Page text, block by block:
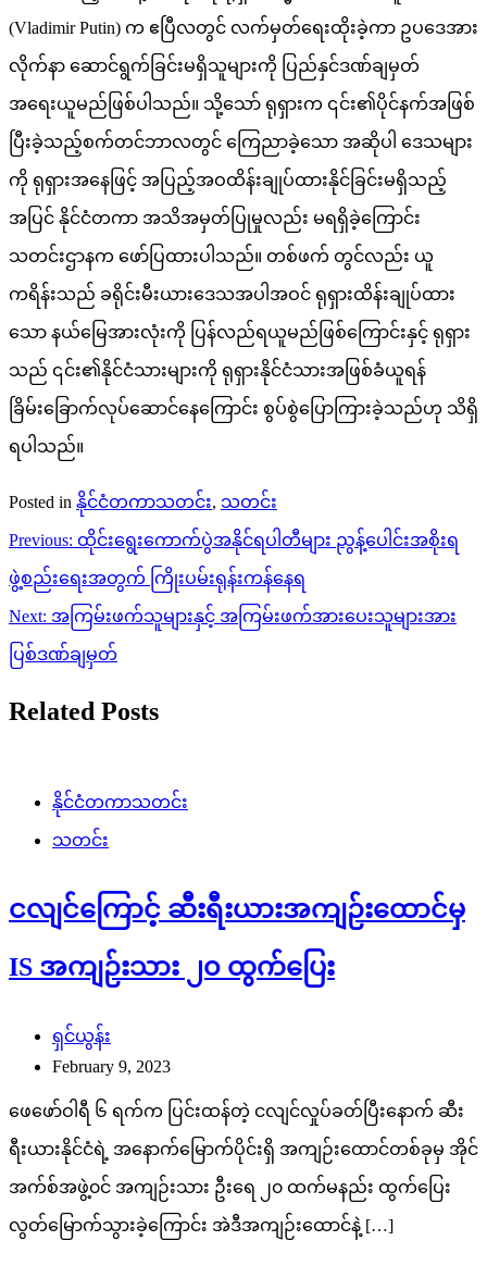
(Vladimir Putin) က ဧပြီလတွင် လက်မှတ်ရေးထိုးခဲ့ကာ ဥပဒေအား
လိုက်နာ ဆောင်ရွက်ခြင်းမရှိသူများကို ပြည်နှင်ဒဏ်ချမှတ်
အရေးယူမည်ဖြစ်ပါသည်။ သို့သော် ရုရှားက ၎င်း၏ပိုင်နက်အဖြစ်
ပြီးခဲ့သည့်စက်တင်ဘာလတွင် ကြေညာခဲ့သော အဆိုပါ ဒေသများ
ကို ရုရှားအနေဖြင့် အပြည့်အဝထိန်းချုပ်ထားနိုင်ခြင်းမရှိသည့်
အပြင် နိုင်ငံတကာ အသိအမှတ်ပြုမှုလည်း မရရှိခဲ့ကြောင်း
သတင်းဌာနက ဖော်ပြထားပါသည်။ တစ်ဖက် တွင်လည်း ယူ
ကရိန်းသည် ခရိုင်းမီးယားဒေသအပါအဝင် ရုရှားထိန်းချုပ်ထား
သော နယ်မြေအားလုံးကို ပြန်လည်ရယူမည်ဖြစ်ကြောင်းနှင့် ရုရှား
သည် ၎င်း၏နိုင်ငံသားများကို ရုရှားနိုင်ငံသားအဖြစ်ခံယူရန်
ခြိမ်းခြောက်လုပ်ဆောင်နေကြောင်း စွပ်စွဲပြောကြားခဲ့သည်ဟု သိရှိ
ရပါသည်။
Posted in နိုင်ငံတကာသတင်း, သတင်း
Post
navigation
Previous: ထိုင်းရွေးကောက်ပွဲအနိုင်ရပါတီများ ညွန့်ပေါင်းအစိုးရ
ဖွဲ့စည်းရေးအတွက် ကြိုးပမ်းရုန်းကန်နေရ
Next: အကြမ်းဖက်သူများနှင့် အကြမ်းဖက်အားပေးသူများအား
ပြစ်ဒဏ်ချမှတ်
Related Posts
နိုင်ငံတကာသတင်း
သတင်း
ငလျင်ကြောင့် ဆီးရီးယားအကျဉ်းထောင်မှ
IS အကျဉ်းသား ၂၀ ထွက်ပြေး
ရှင်ယွန်း
February 9, 2023
ဖေဖော်ဝါရီ ၆ ရက်က ပြင်းထန်တဲ့ ငလျင်လှုပ်ခတ်ပြီးနောက် ဆီး
ရီးယားနိုင်ငံရဲ့ အနောက်မြောက်ပိုင်းရှိ အကျဉ်းထောင်တစ်ခုမှ အိုင်
အက်စ်အဖွဲ့၀င် အကျဉ်းသား ဦးရေ ၂၀ ထက်မနည်း ထွက်ပြေး
လွတ်မြောက်သွားခဲ့ကြောင်း အဲဒီအကျဉ်းထောင်နဲ့ […]